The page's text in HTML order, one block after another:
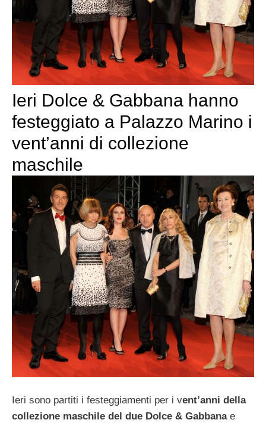
Ieri Dolce & Gabbana hanno
festeggiato a Palazzo Marino i
vent’anni di collezione
maschile
Ieri sono partiti i festeggiamenti per i vent’anni della
collezione maschile del due Dolce & Gabbanae